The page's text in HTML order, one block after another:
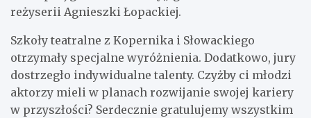
reżyserii Agnieszki Łopackiej.
Szkoły teatralne z Kopernika i Słowackiego
otrzymały specjalne wyróżnienia. Dodatkowo, jury
dostrzegło indywidualne talenty. Czyżby ci młodzi
aktorzy mieli w planach rozwijanie swojej kariery
w przyszłości? Serdecznie gratulujemy wszystkim